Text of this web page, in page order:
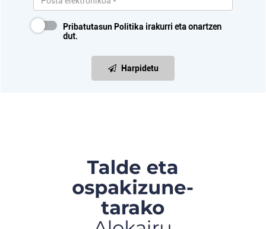
Pribatutasun Politika irakurri eta onartzen
dut.
Harpidetu